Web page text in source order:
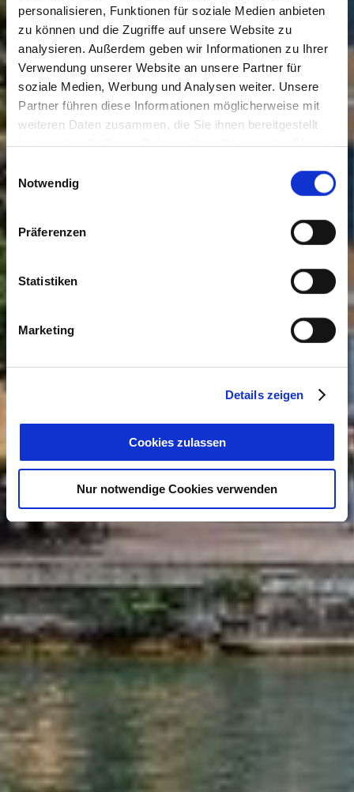
personalisieren, Funktionen für soziale Medien anbieten
zu können und die Zugriffe auf unsere Website zu
analysieren. Außerdem geben wir Informationen zu Ihrer
Verwendung unserer Website an unsere Partner für
soziale Medien, Werbung und Analysen weiter. Unsere
Partner führen diese Informationen möglicherweise mit
weiteren Daten zusammen, die Sie ihnen bereitgestellt
haben oder die Sie im Rahmen Ihrer Nutzung der Dienste
Cookies, wenn Sie unsere Webseite weiterhin nutzen.
Einwilligungsauswahl
Notwendig
Präferenzen
Statistiken
Marketing
Details zeigen
Cookies zulassen
Nur notwendige Cookies verwenden